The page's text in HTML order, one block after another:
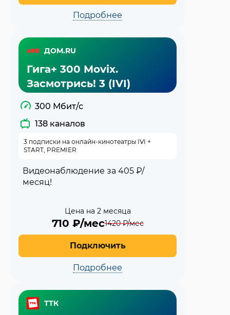
Подробнее
ДОМ.RU
Гига+ 300 Movix.
Засмотрись! 3 (IVI)
300 Мбит/с
138 каналов
3 подписки на онлайн-кинотеатры IVI +
START, PREMIER
Видеонаблюдение за 405 ₽/
месяц!
Цена на 2 месяца
710 ₽/мес1420₽/мес
Подключить
Подробнее
ТТК